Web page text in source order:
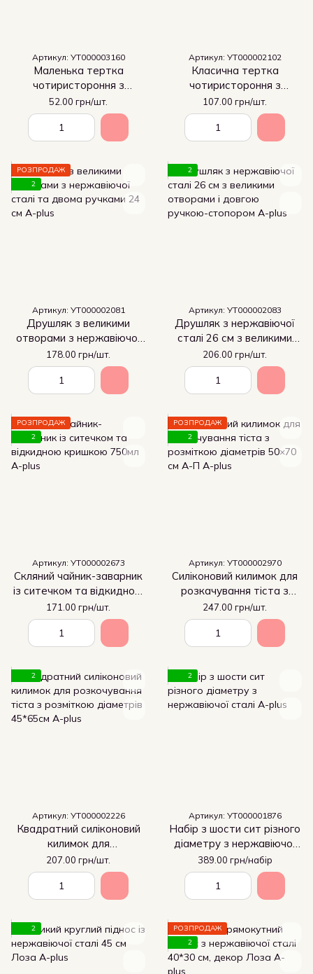
Артикул: УТ000003160
Маленька тертка
чотиристороння з
нержавіючої сталі з
антиковзною основою
52.00 грн/шт.
Артикул: УТ000002102
Класична тертка
чотиристороння з
нержавіючої сталі з
антиковзною основою
107.00 грн/шт.
РОЗПРОДАЖ
2
Артикул: УТ000002081
Друшляк з великими
отворами з нержавіючої
сталі та двома ручками
24 см
178.00 грн/шт.
2
Артикул: УТ000002083
Друшляк з нержавіючої
сталі 26 см з великими
отворами і довгою
ручкою-стопором
206.00 грн/шт.
РОЗПРОДАЖ
2
Артикул: УТ000002673
Скляний чайник-заварник
із ситечком та відкидною
кришкою 750мл
171.00 грн/шт.
РОЗПРОДАЖ
2
Артикул: УТ000002970
Силіконовий килимок для
розкачування тіста з
розміткою діаметрів
50×70 см А-П
247.00 грн/шт.
2
Артикул: УТ000002226
Квадратний силіконовий
килимок для
розкочування тіста з
розміткою діаметрів
45*65см
207.00 грн/шт.
2
Артикул: УТ000001876
Набір з шости сит різного
діаметру з нержавіючої
сталі
389.00 грн/набір
2
РОЗПРОДАЖ
2